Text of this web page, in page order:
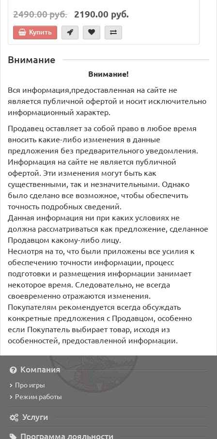
2490.00 руб. 2190.00 руб.
Купить
Внимание
Внимание!
Вся информация,предоставленная на сайте не
является публичной офертой и носит исключительно
информационный характер.
Продавец оставляет за собой право в любое время
вносить какие-либо изменения в данные
предложения без предварительного уведомления.
Информация на сайте не является публичной
офертой. Эти изменения могут быть как
существенными, так и незначительными. Однако
было сделано все возможное, чтобы обеспечить
точность подробных сведений.
Данная информация ни при каких условиях не
должна рассматриваться как предложение, сделанное
Продавцом какому-либо лицу.
Несмотря на то, что были приложены все усилия к
обеспечению точности информации, процесс
подготовки и размещения информации занимает
некоторое время. Следовательно, не всегда
своевременно отражаются изменения.
Покупателям рекомендуется всегда обсуждать
конкретные предложения с Продавцом, особенно
если Покупатель выбирает товар, исходя из
особенностей, предоставленной информации.
Компания
Про игры
Режим работы
Услуги
Программа лояльности